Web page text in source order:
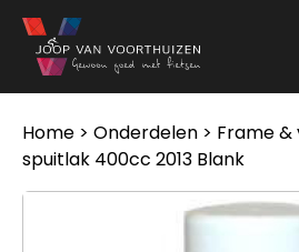
Ga naar de inhoud
Home > Onderdelen > Frame
spuitlak 400cc 2013 Blank